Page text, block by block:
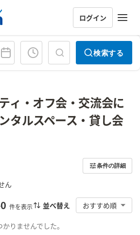
ログイン
イプ 検索する
ィ・オフ会・交流会に
タルスペース・貸し会
条件の詳細
ん
0 件を表示 並べ替え おすすめ順
りませんでした。